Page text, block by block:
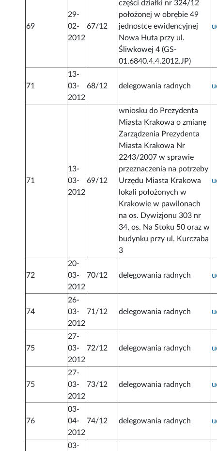
69
29-
02-
2012
67/12
części działki nr 324/12
położonej w obrębie 49
jednostce ewidencyjnej
Nowa Huta przy ul.
Śliwkowej 4 (GS-
01.6840.4.4.2012.JP)
71
13-
03-
2012
68/12 delegowania radnych
71
13-
03-
2012
69/12
wniosku do Prezydenta
Miasta Krakowa o zmianę
Zarządzenia Prezydenta
Miasta Krakowa Nr
2243/2007 w sprawie
przeznaczenia na potrzeby
Urzędu Miasta Krakowa
lokali położonych w
Krakowie w pawilonach
na os. Dywizjonu 303 nr
34, os. Na Stoku 50 oraz w
budynku przy ul. Kurczaba
3
72
20-
03-
2012
70/12 delegowania radnych
74
26-
03-
2012
71/12 delegowania radnych
75
27-
03-
2012
72/12 delegowania radnych
75
27-
03-
2012
73/12 delegowania radnych
76
03-
04-
2012
74/12 delegowania radnych
03-